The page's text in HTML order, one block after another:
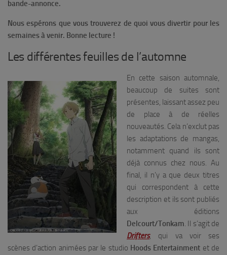
bande-annonce.
Nous espérons que vous trouverez de quoi vous divertir pour les
semaines à venir. Bonne lecture !
Les différentes feuilles de l’automne
En cette saison automnale,
beaucoup de suites sont
présentes, laissant assez peu
de place à de réelles
nouveautés. Cela n’exclut pas
les adaptations de mangas,
notamment quand ils sont
déjà connus chez nous. Au
final, il n’y a que deux titres
qui correspondent à cette
description et ils sont publiés
aux éditions
Delcourt/Tonkam. Il s’agit de
Drifters, qui va voir ses
scènes d’action animées par le studio Hoods Entertainment et de